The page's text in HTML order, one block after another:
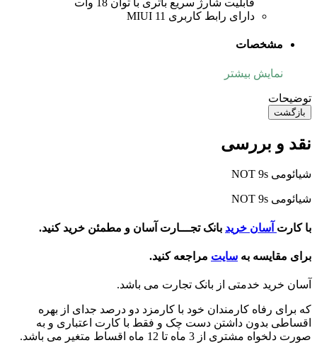
قابلیت شارژ سریع باتری با توان 18 وات
دارای رابط کاربری MIUI 11
مشخصات
نمایش بیشتر
توضیحات
بازگشت
نقد و بررسی
شیائومی NOT 9s
شیائومی NOT 9s
با کارت آسان خرید بانک تجـــارت آسان و مطمئن خرید کنید.
برای مقایسه به سایت مراجعه کنید.
آسان خرید خدمتی از بانک تجارت می باشد.
که برای رفاه کارمندان خود با کارمزد دو درصد جدای از بهره
اقساطی بدون داشتن دست چک و فقط با کارت اعتباری و به
صورت دلخواه مشتری از 3 ماه تا 12 ماه اقساط متغیر می باشد.